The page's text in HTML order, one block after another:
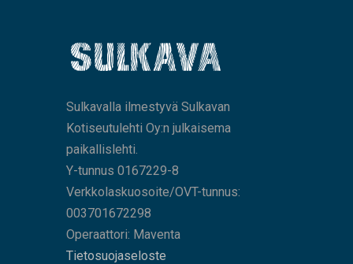
Sulkavalla ilmestyvä Sulkavan
Kotiseutulehti Oy:n julkaisema
paikallislehti.
Y-tunnus 0167229-8
Verkkolaskuosoite/OVT-tunnus:
003701672298
Operaattori: Maventa
Tietosuojaseloste